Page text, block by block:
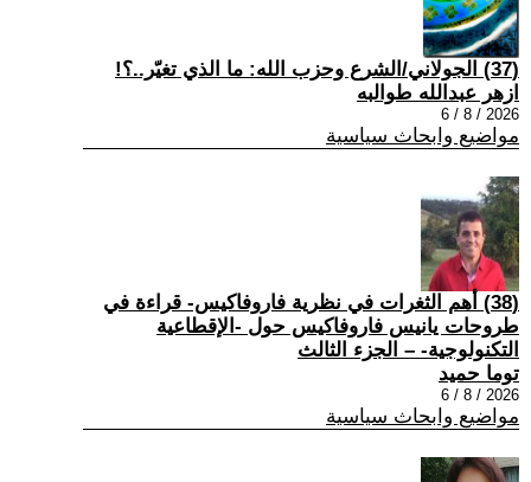
(37) الجولاني/الشرع وحزب الله: ما الذي تغيّر..؟!
ازهر عبدالله طوالبه
2026 / 8 / 6
مواضيع وابحاث سياسية
(38) أهم الثغرات في نظرية فاروفاكيس- قراءة في
طروحات يانيس فاروفاكيس حول -الإقطاعية
التكنولوجية- – الجزء الثالث
توما حميد
2026 / 8 / 6
مواضيع وابحاث سياسية